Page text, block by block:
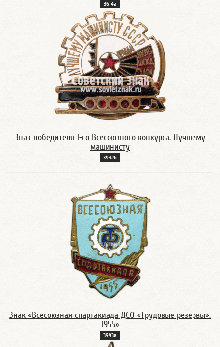
3614а
Знак победителя 1-го Всесоюзного конкурса. Лучшему
машинисту
3942б
Знак «Всесоюзная спартакиада ДСО «Трудовые резервы».
1955»
3993а